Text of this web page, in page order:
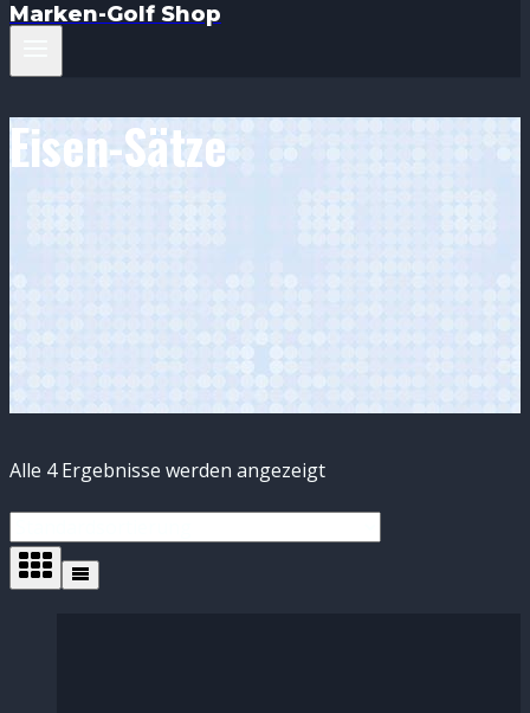
Marken-Golf Shop
Eisen-Sätze
Alle 4 Ergebnisse werden angezeigt